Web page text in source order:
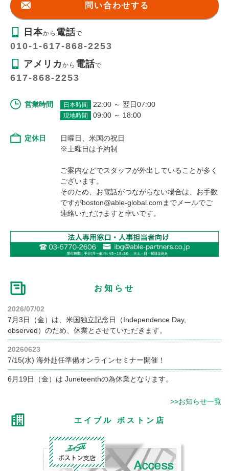
問い合わせする
日本から 電話で
010-1-617-868-2253
アメリカから 電話で
617-868-2253
営業時間 日本時間 22:00 ～ 翌日07:00
現地時間 09:00 ～ 18:00
定休日
日曜日、米国の祝日
※土曜日は予約制
ご案内などでスタッフが外出していることが多く
ございます。
そのため、お電話がつながらない場合は、お手数
ですがboston@able-global.comまでメールでご
連絡いただけますと幸いです。
お知らせ
2026/07/02
7月3日（金）は、米国独立記念日（Independence Day,
observed）のため、休業とさせていただきます。
20260623
7/15(水) 海外赴任準備オンラインセミナー開催！
6月19日（金）は Juneteenthの為休業となります。
>>お知らせ一覧
エイブル ボストン店